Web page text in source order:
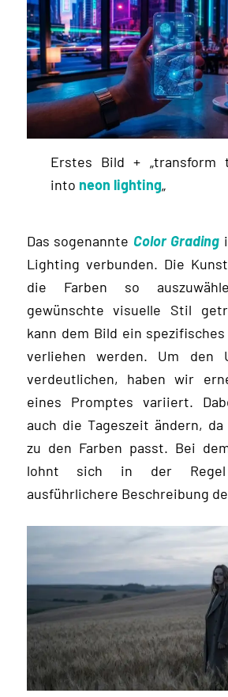
Erstes Bild + „transform
into neon lighting„
Das sogenannte Color Grading
Lighting verbunden. Die
die Farben so
gewünschte visuelle Stil
kann dem Bild ein spezifisches
verliehen werden. Um den
verdeutlichen, haben wir
eines Promptes variiert.
auch die Tageszeit ändern,
zu den Farben passt. Bei
lohnt sich in der
ausführlichere Beschreibung